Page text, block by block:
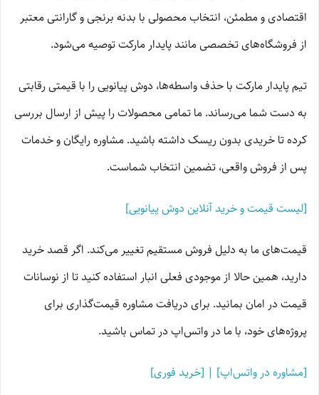
اقتصادی و مطمئن، انتخاب محصولی با بدنه برنجی و گارانتی معتبر
از فروشگاه‌های تخصصی مانند پایدار مارکت توصیه می‌شود.
تیم پایدار مارکت با حذف واسطه‌ها، دوش پیانویی را با قیمتی رقابتی
به دست شما می‌رساند. ما تمامی محصولات را پیش از ارسال بررسی
کرده تا خریدی بدون ریسک داشته باشید. مشاوره رایگان و خدمات
پس از فروش واقعی، تضمین انتخاب شماست.
[لیست قیمت و خرید آنلاین دوش پیانویی]
قیمت‌های ما به دلیل فروش مستقیم تغییر می‌کند. اگر قصد خرید
دارید، همین حالا از موجودی فعلی انبار استفاده کنید تا از نوسانات
قیمت در امان بمانید. برای دریافت مشاوره قیمت‌گذاری برای
پروژه‌های خود، با ما در واتس‌اپ در تماس باشید.
[مشاوره در واتس‌اپ] | [خرید فوری]